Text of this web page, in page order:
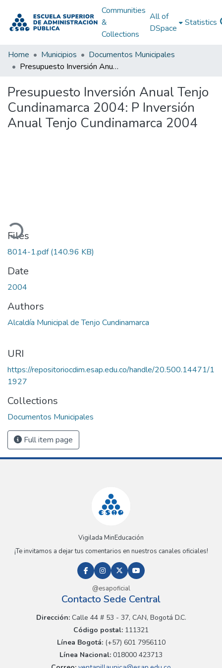
Communities
&
Collections
All of
DSpace
Statistics
Home Municipios
Documentos Municipales
Presupuesto Inversión Anual Tenjo Cundinamarca 2004: P Inversión Anual Tenjo Cundinamarca 2004
Presupuesto Inversión Anual Tenjo
Cundinamarca 2004: P Inversión
Anual Tenjo Cundinamarca 2004
Files
8014-1.pdf(140.96 KB)
Date
2004
Authors
Alcaldía Municipal de Tenjo Cundinamarca
URI
https://repositoriocdim.esap.edu.co/handle/20.500.14471/1
1927
Collections
Documentos Municipales
Full item page
Vigilada MinEducación
¡Te invitamos a dejar tus comentarios en nuestros canales oficiales!
@esapoficial
Contacto Sede Central
Dirección:Calle 44 # 53 - 37, CAN, Bogotá D.C.
Código postal: 111321
Línea Bogotá:(+57) 601 7956110
Línea Nacional: 018000 423713